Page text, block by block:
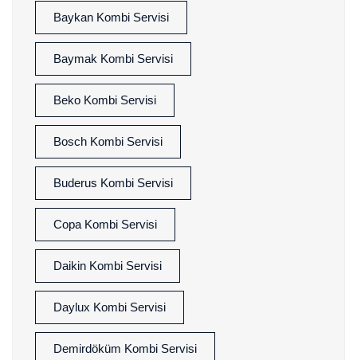
Baykan Kombi Servisi
Baymak Kombi Servisi
Beko Kombi Servisi
Bosch Kombi Servisi
Buderus Kombi Servisi
Copa Kombi Servisi
Daikin Kombi Servisi
Daylux Kombi Servisi
Demirdöküm Kombi Servisi